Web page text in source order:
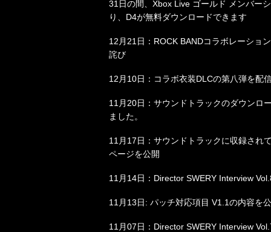
31日の間、Xbox Live ゴールド メンバー
り、D4が無料ダウンロードできます
12月21日：ROCK BANDコラボレーショ
詫び
12月10日：コラボ衣装DLCの第八弾を配
11月20日：サウンドトラックのダウンロ
ました。
11月17日：サウンドトラックに収録され
ページを公開
11月14日：Director SWERY Interview
11月13日: パッチ対応項目 V1.1の内容を
11月07日：Director SWERY Interview